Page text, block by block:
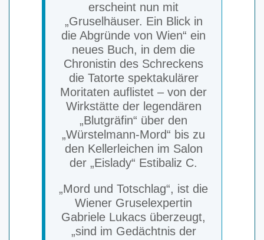
erscheint nun mit
„Gruselhäuser. Ein Blick in
die Abgründe von Wien“ ein
neues Buch, in dem die
Chronistin des Schreckens
die Tatorte spektakulärer
Moritaten auflistet – von der
Wirkstätte der legendären
„Blutgräfin“ über den
„Würstelmann-Mord“ bis zu
den Kellerleichen im Salon
der „Eislady“ Estibaliz C.
„Mord und Totschlag“, ist die
Wiener Gruselexpertin
Gabriele Lukacs überzeugt,
„sind im Gedächtnis der